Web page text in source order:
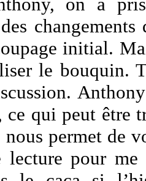
initial.
le bouquin.
ce qui peut être
permet de
lecture pour